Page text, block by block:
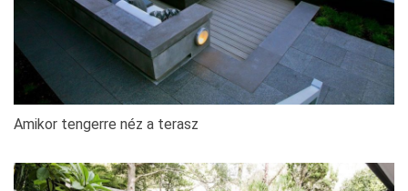
Amikor tengerre néz a terasz